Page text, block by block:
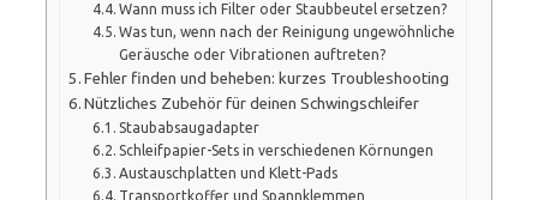
Wann muss ich Filter oder Staubbeutel ersetzen?
Was tun, wenn nach der Reinigung ungewöhnliche
Geräusche oder Vibrationen auftreten?
Fehler finden und beheben: kurzes Troubleshooting
Nützliches Zubehör für deinen Schwingschleifer
Staubabsaugadapter
Schleifpapier-Sets in verschiedenen Körnungen
Austauschplatten und Klett-Pads
Transportkoffer und Spannklemmen